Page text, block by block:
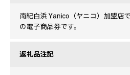
南紀白浜 Yanico（ヤニコ）加盟店
の電子商品券です。
返礼品注記